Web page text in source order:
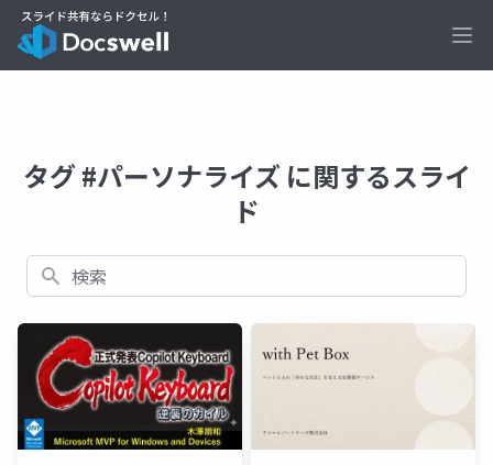
タグ #パーソナライズ に関するスライ
ド
検索